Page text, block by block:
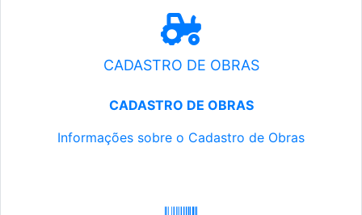
CADASTRO DE OBRAS
CADASTRO DE OBRAS
Informações sobre o Cadastro de Obras